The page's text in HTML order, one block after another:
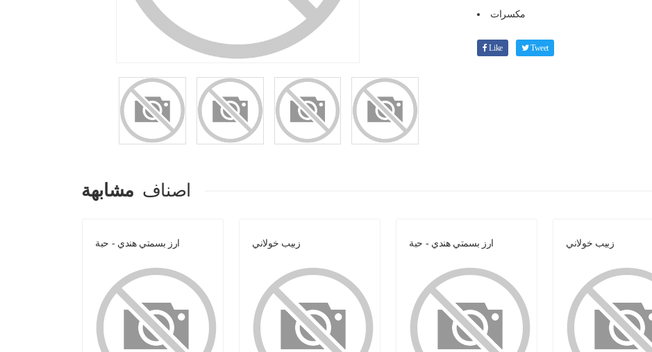
مكسرات
Like Tweet
اصناف مشابهة
ارز بسمتي هندي - حبة زبيب خولاني ارز بسمتي هندي - حبة زبيب خولاني